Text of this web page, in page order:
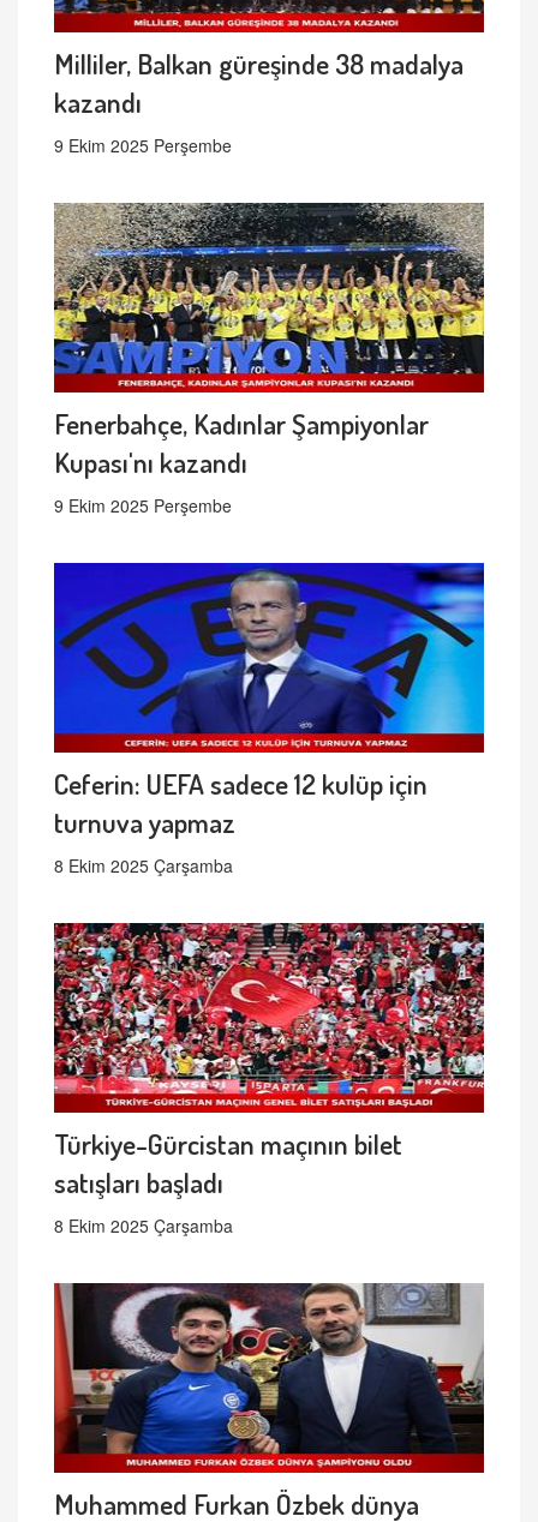
Milliler, Balkan güreşinde 38 madalya
kazandı
9 Ekim 2025 Perşembe
Fenerbahçe, Kadınlar Şampiyonlar
Kupası'nı kazandı
9 Ekim 2025 Perşembe
Ceferin: UEFA sadece 12 kulüp için
turnuva yapmaz
8 Ekim 2025 Çarşamba
Türkiye-Gürcistan maçının bilet
satışları başladı
8 Ekim 2025 Çarşamba
Muhammed Furkan Özbek dünya